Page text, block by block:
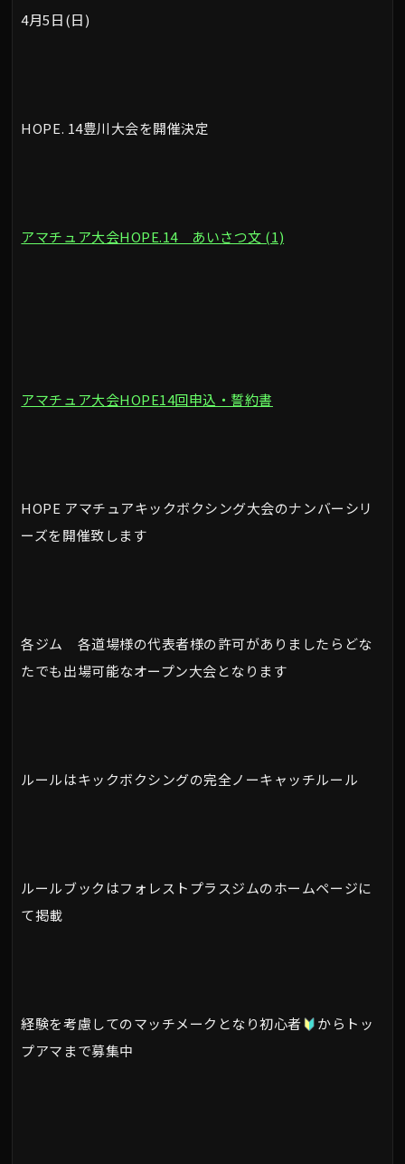
4月5日(日)
HOPE. 14豊川大会を開催決定
アマチュア大会HOPE.14 あいさつ文 (1)
アマチュア大会HOPE14回申込・誓約書
HOPE アマチュアキックボクシング大会のナンバーシリ
ーズを開催致します
各ジム 各道場様の代表者様の許可がありましたらどな
たでも出場可能なオープン大会となります
ルールはキックボクシングの完全ノーキャッチルール
ルールブックはフォレストプラスジムのホームページに
て掲載
経験を考慮してのマッチメークとなり初心者
からトッ
プアマまで募集中